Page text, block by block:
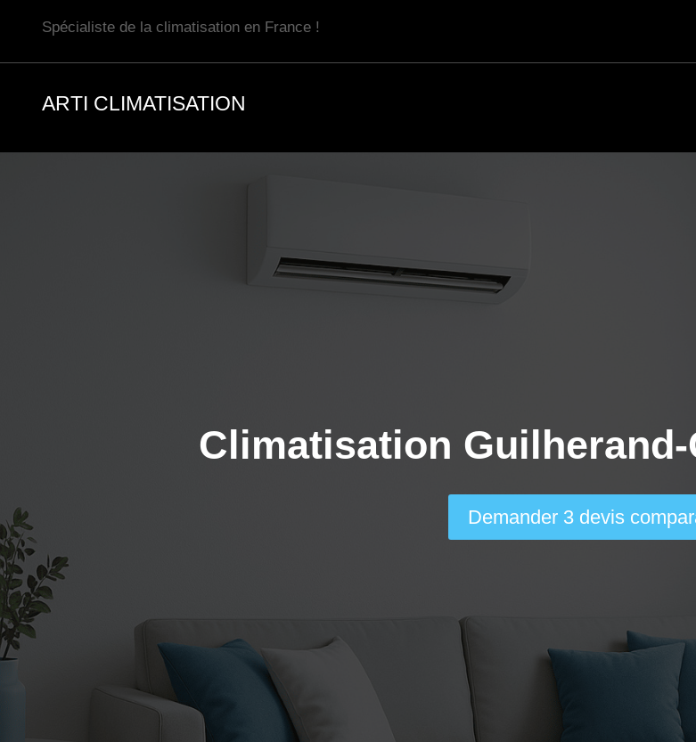
Spécialiste de la climatisation en France !
ARTI CLIMATISATION
Climatisation Guilherand-
Demander 3 devis